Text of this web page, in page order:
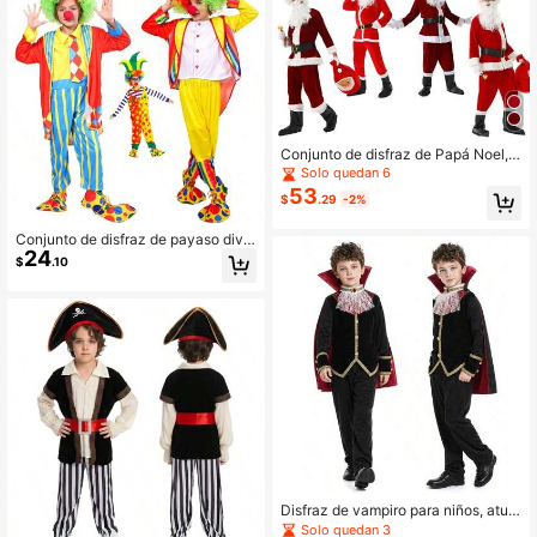
Conjunto de disfraz de payaso dive
rtido para niños (incluye sombrero, r
opa), adecuado para disfrazarse en
sorios como peluca colorida, gafas,
nariz roja, zapatos de payaso
$24.10
Conjunto de disfraz de Papá Noel,
Ropa de Navidad para hombres par
a fiesta navideña y actividad temáti
ca, solo ropa, sin botas
Solo quedan 6
$53.29 -2%
Disfraz de vampiro para niños, atue
ndo de vampiro noble para niños, a
Solo quedan 3